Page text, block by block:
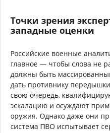
Точки зрения
западные оценки
Российские военные
главное — чтобы слова не
должны быть
дать противнику
свою очередь,
эскалацию и осуждают
оружия. Однако даже они
система ПВО испытывает